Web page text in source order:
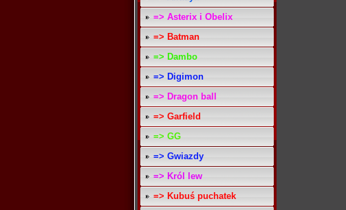
=> Asterix i Obelix
=> Batman
=> Dambo
=> Digimon
=> Dragon ball
=> Garfield
=> GG
=> Gwiazdy
=> Król lew
=> Kubuś puchatek